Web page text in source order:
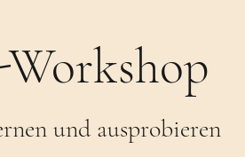
und ausprobieren